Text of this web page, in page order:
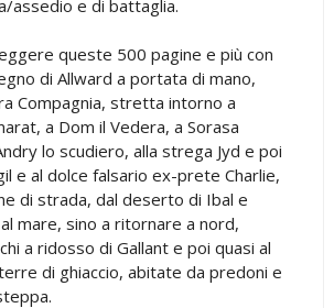
assedio e di battaglia.
queste 500 pagine e più con
di Allward a portata di mano,
Compagnia, stretta intorno a
a Dom il Vedera, a Sorasa
lo scudiero, alla strega Jyd e poi
e al dolce falsario ex-prete Charlie,
di strada, dal deserto di Ibal e
mare, sino a ritornare a nord,
a ridosso di Gallant e poi quasi al
di ghiaccio, abitate da predoni e